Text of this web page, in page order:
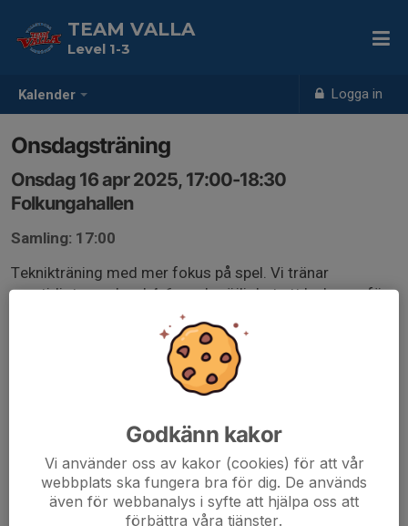
Kalender Logga in
TEAM VALLA
Level 1-3
Onsdagsträning
Onsdag 16 apr 2025, 17:00-18:30
Folkungahallen
Samling: 17:00
Teknikträning med mer fokus på spel. Vi tränar
samtidigt som level 4-6 med möjlighet att levla upp för
Godkänn kakor
Vi använder oss av kakor (cookies) för att vår
webbplats ska fungera bra för dig. De används
även för webbanalys i syfte att hjälpa oss att
förbättra våra tjänster.